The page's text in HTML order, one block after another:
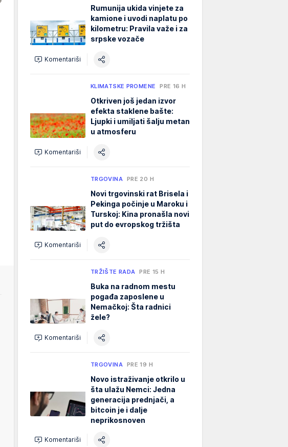
Rumunija ukida vinjete za
kamione i uvodi naplatu po
kilometru: Pravila važe i za
srpske vozače
Komentariši
KLIMATSKE PROMENE PRE 16 H
Otkriven još jedan izvor
efekta staklene bašte:
Ljupki i umiljati šalju metan
u atmosferu
Komentariši
TRGOVINA PRE 20 H
Novi trgovinski rat Brisela i
Pekinga počinje u Maroku i
Turskoj: Kina pronašla novi
put do evropskog tržišta
Komentariši
TRŽIŠTE RADA PRE 15 H
Buka na radnom mestu
pogađa zaposlene u
Nemačkoj: Šta radnici
žele?
Komentariši
TRGOVINA PRE 19 H
Novo istraživanje otkrilo u
šta ulažu Nemci: Jedna
generacija prednjači, a
bitcoin je i dalje
neprikosnoven
Komentariši